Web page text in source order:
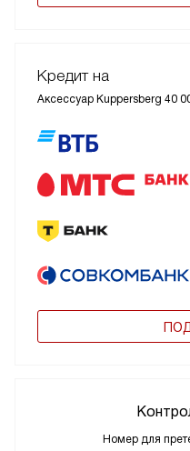
Кредит на
Аксессуар Kuppersberg 40
Номер для